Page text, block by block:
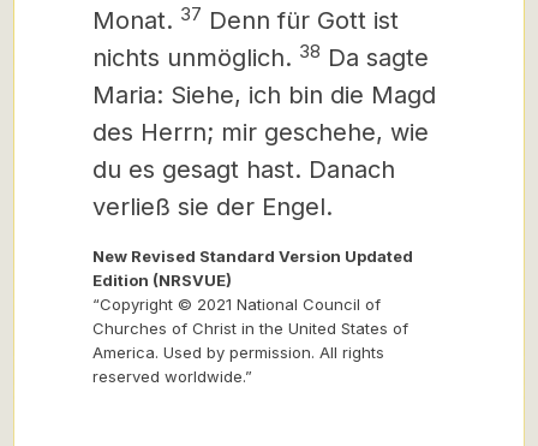
Monat. 37 Denn für Gott ist
nichts unmöglich. 38 Da sagte
Maria: Siehe, ich bin die Magd
des Herrn; mir geschehe, wie
du es gesagt hast. Danach
verließ sie der Engel.
New Revised Standard Version Updated
Edition (NRSVUE)
“Copyright © 2021 National Council of
Churches of Christ in the United States of
America. Used by permission. All rights
reserved worldwide.”